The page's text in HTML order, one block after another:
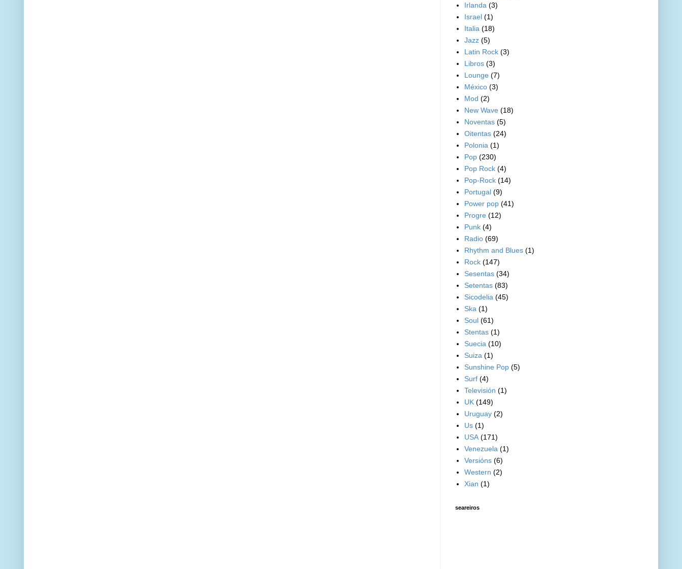
Irlanda (3)
Israel (1)
Italia (18)
Jazz (5)
Latin Rock (3)
Libros (3)
Lounge (7)
México (3)
Mod (2)
New Wave (18)
Noventas (5)
Oitentas (24)
Polonia (1)
Pop (230)
Pop Rock (4)
Pop-Rock (14)
Portugal (9)
Power pop (41)
Progre (12)
Punk (4)
Radio (69)
Rhythm and Blues (1)
Rock (147)
Sesentas (34)
Setentas (83)
Sicodelia (45)
Ska (1)
Soul (61)
Stentas (1)
Suecia (10)
Suiza (1)
Sunshine Pop (5)
Surf (4)
Televisión (1)
UK (149)
Uruguay (2)
Us (1)
USA (171)
Venezuela (1)
Versións (6)
Western (2)
Xian (1)
seareiros